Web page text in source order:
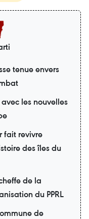
tenue envers
les nouvelles
fait revivre
des îles du
de la
du PPRL
de